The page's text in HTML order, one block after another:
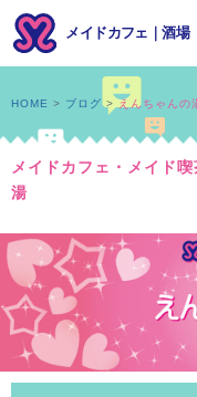
メイドカフェ ｜酒場
メイドカフェ・メイド
湯
HOME ブログ えんちゃんの